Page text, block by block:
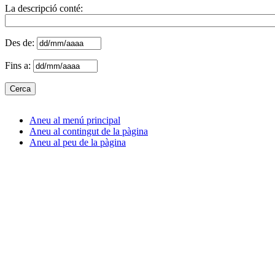
La descripció conté:
Des de:
Fins a:
Aneu al menú principal
Aneu al contingut de la pàgina
Aneu al peu de la pàgina